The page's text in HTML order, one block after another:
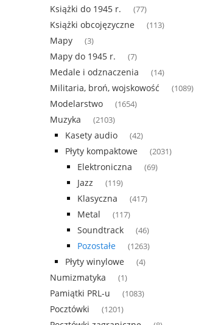
Książki do 1945 r. (77)
Książki obcojęzyczne (113)
Mapy (3)
Mapy do 1945 r. (7)
Medale i odznaczenia (14)
Militaria, broń, wojskowość (1089)
Modelarstwo (1654)
Muzyka (2103)
Kasety audio (42)
Płyty kompaktowe (2031)
Elektroniczna (69)
Jazz (119)
Klasyczna (417)
Metal (117)
Soundtrack (46)
Pozostałe (1263)
Płyty winylowe (4)
Numizmatyka (1)
Pamiątki PRL-u (1083)
Pocztówki (1201)